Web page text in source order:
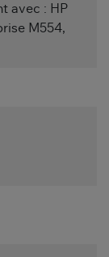
avec : HP
M554,